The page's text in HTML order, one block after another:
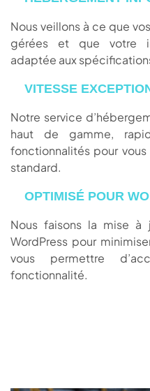
Nous veillons à ce que
gérées et que votre
adaptée aux
VITESSE
Notre service
haut de gamme,
fonctionnalités pour
standard.
OPTIMISÉ POUR
Nous faisons la mise
WordPress pour
vous permettre
fonctionnalité.